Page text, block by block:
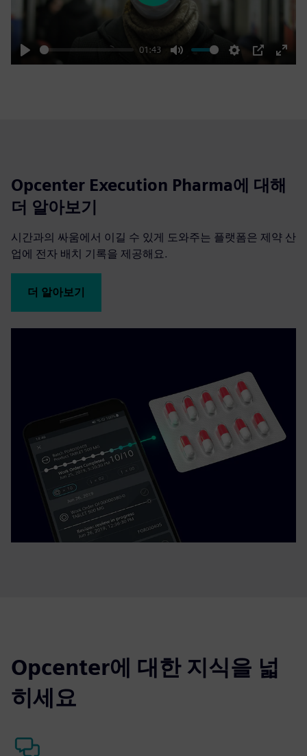
Play
01:43
Mute Settings
PIP
Enter
Opcenter Execution Pharma에 대해
더 알아보기
시간과의 싸움에서 이길 수 있게 도와주는 플랫폼은 제약 산
업에 전자 배치 기록을 제공해요.
더 알아보기
Opcenter에 대한 지식을 넓
히세요